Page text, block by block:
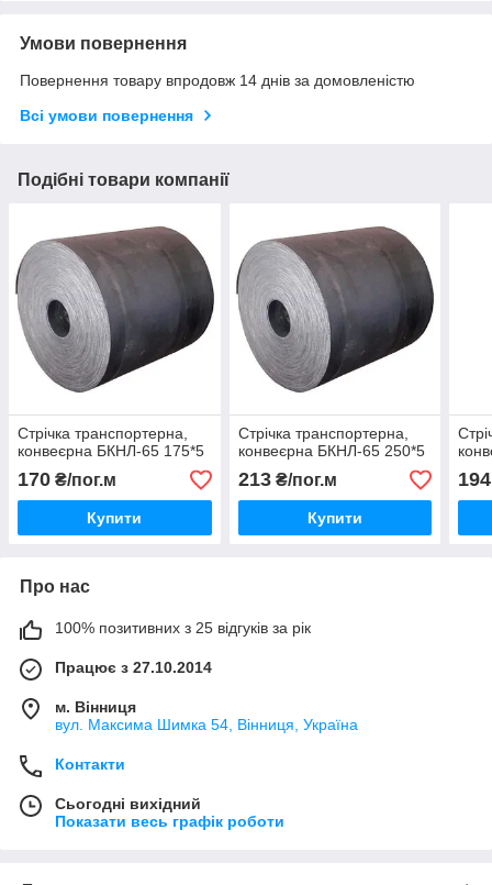
Умови повернення
Повернення товару впродовж 14 днів за домовленістю
Всі умови повернення
Подібні товари компанії
Стрічка транспортерна,
конвеєрна БКНЛ-65 175*5
170 ₴/пог.м
Купити
Стрічка транспортерна,
конвеєрна БКНЛ-65 250*5
213₴/пог.м
Купити
194
Про нас
100% позитивних з 25 відгуків за рік
Працює з 27.10.2014
м. Вінниця
вул. Максима Шимка 54, Вінниця, Україна
Контакти
Сьогодні вихідний
Показати весь графік роботи